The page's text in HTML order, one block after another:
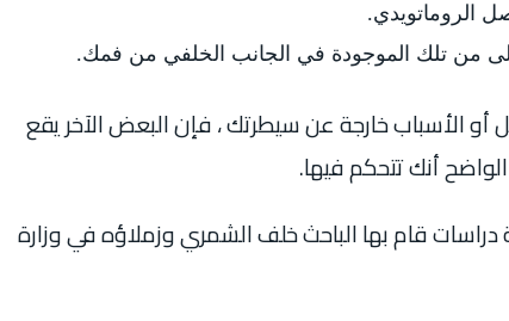
الروماتويدي.
أعلى من تلك الموجودة في الجانب الخلفي من فمك.
الأسباب خارجة عن سيطرتك ، فإن البعض الآخر يقع
أنك تتحكم فيها.
قام بها الباحث خلف الشمري وزملاؤه في وزارة